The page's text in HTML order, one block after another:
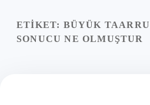
Yasal Uyarı
ETIKET: BÜYÜK
SONUCU NE OLMUŞTUR